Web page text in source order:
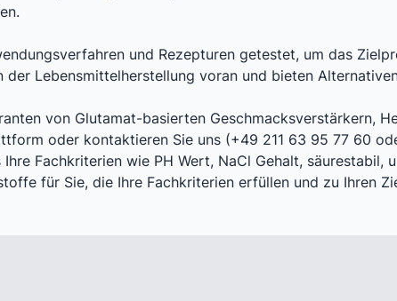
und Rezepturen getestet, um das
Lebensmittelherstellung voran und bieten
von Glutamat-basierten Geschmacksverstärkern,
oder kontaktieren Sie uns (+49 211 63 95 77 60
Fachkriterien wie PH Wert, NaCl Gehalt,
für Sie, die Ihre Fachkriterien erfüllen und zu Ihren